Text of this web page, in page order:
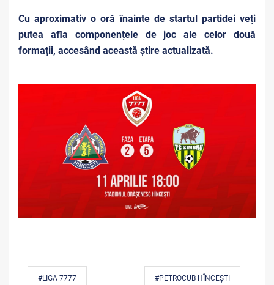
Cu aproximativ o oră înainte de startul partidei veți
putea afla componențele de joc ale celor două
formații, accesând această știre actualizată.
#LIGA 7777 #PETROCUB HÎNCEȘTI